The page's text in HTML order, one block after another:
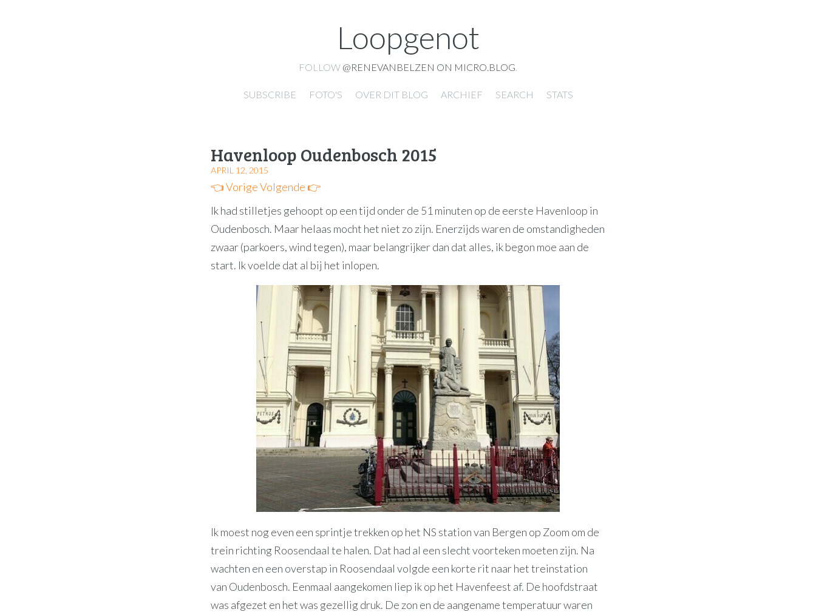
Loopgenot
FOLLOW @RENEVANBELZEN ON MICRO.BLOG.
SUBSCRIBE FOTO'S OVER DIT BLOG ARCHIEF SEARCH STATS
Havenloop Oudenbosch 2015
APRIL 12, 2015
👈 VorigeVolgende 👉
Ik had stilletjes gehoopt op een tijd onder de 51 minuten op de eerste Havenloop in
Oudenbosch. Maar helaas mocht het niet zo zijn. Enerzijds waren de omstandigheden
zwaar (parkoers, wind tegen), maar belangrijker dan dat alles, ik begon moe aan de
start. Ik voelde dat al bij het inlopen.
Ik moest nog even een sprintje trekken op het NS station van Bergen op Zoom om de
trein richting Roosendaal te halen. Dat had al een slecht voorteken moeten zijn. Na
wachten en een overstap in Roosendaal volgde een korte rit naar het treinstation
van Oudenbosch. Eenmaal aangekomen liep ik op het Havenfeest af. De hoofdstraat
was afgezet en het was gezellig druk. De zon en de aangename temperatuur waren